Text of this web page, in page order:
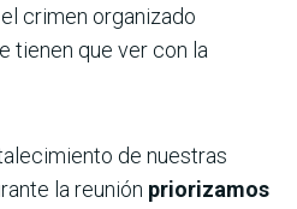
crimen organizado
tienen que ver con la
de nuestras
la reunión priorizamos